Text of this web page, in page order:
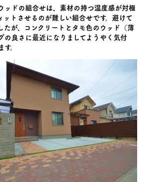
ッドの組合せは、素材の持つ温度感が対極
ットさせるのが難しい組合せです。避けて
たが、コンクリートとタモ色のウッド（薄
の良さに最近になりましてようやく気付
。